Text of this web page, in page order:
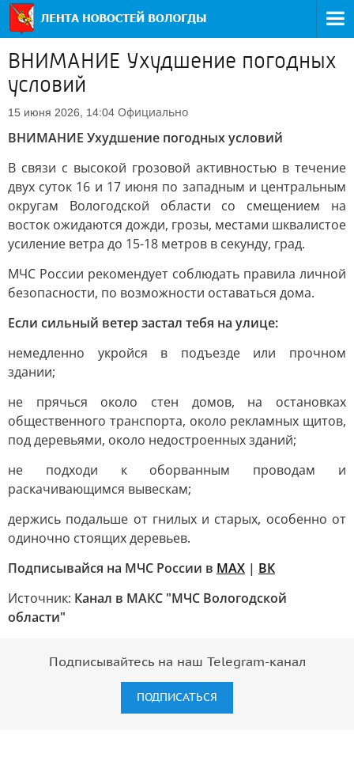
ВНИМАНИЕ Ухудшение погодных
условий
15 июня 2026, 14:04 Официально
ВНИМАНИЕ Ухудшение погодных условий
В связи с высокой грозовой активностью в течение
двух суток 16 и 17 июня по западным и центральным
округам Вологодской области со смещением на
восток ожидаются дожди, грозы, местами шквалистое
усиление ветра до 15-18 метров в секунду, град.
МЧС России рекомендует соблюдать правила личной
безопасности, по возможности оставаться дома.
Если сильный ветер застал тебя на улице:
немедленно укройся в подъезде или прочном
здании;
не прячься около стен домов, на остановках
общественного транспорта, около рекламных щитов,
под деревьями, около недостроенных зданий;
не подходи к оборванным проводам и
раскачивающимся вывескам;
держись подальше от гнилых и старых, особенно от
одиночно стоящих деревьев.
Подписывайся на МЧС России в MAX | ВК
Источник: Канал в МАКС "МЧС Вологодской
области"
Подписывайтесь на наш Telegram-канал
ПОДПИСАТЬСЯ